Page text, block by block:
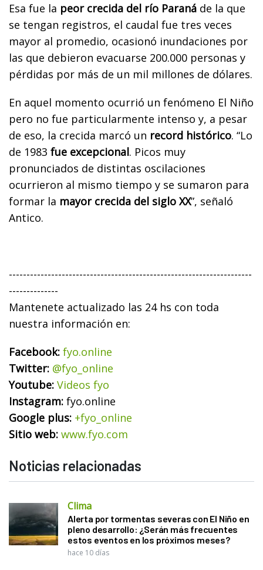
Esa fue la peor crecida del río Paraná de la que
se tengan registros, el caudal fue tres veces
mayor al promedio, ocasionó inundaciones por
las que debieron evacuarse 200.000 personas y
pérdidas por más de un mil millones de dólares.
En aquel momento ocurrió un fenómeno El Niño
pero no fue particularmente intenso y, a pesar
de eso, la crecida marcó un record histórico. “Lo
de 1983 fue excepcional. Picos muy
pronunciados de distintas oscilaciones
ocurrieron al mismo tiempo y se sumaron para
formar la mayor crecida del siglo XX”, señaló
Antico.
---------------------------------------------------------------------
--------------
Mantenete actualizado las 24 hs con toda
nuestra información en:
Facebook: fyo.online
Twitter: @fyo_online
Youtube: Videos fyo
Instagram: fyo.online
Google plus: +fyo_online
Sitio web: www.fyo.com
Noticias relacionadas
Clima
Alerta por tormentas severas con El Niño en
pleno desarrollo: ¿Serán más frecuentes
estos eventos en los próximos meses?
hace 10 días